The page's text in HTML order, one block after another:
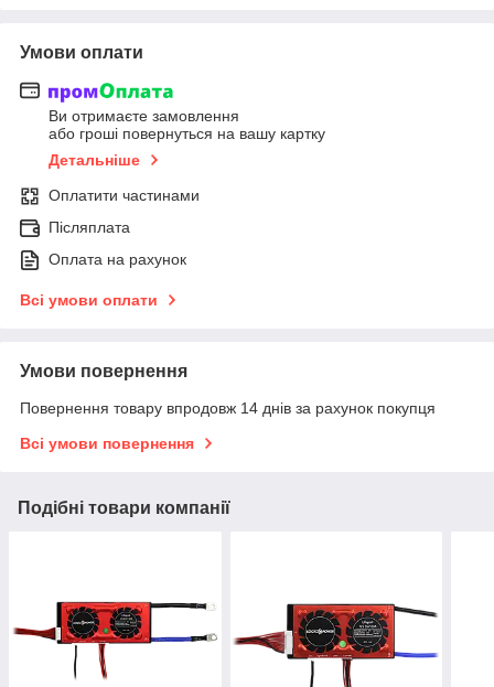
Умови оплати
Ви отримаєте замовлення
або гроші повернуться на вашу картку
Детальніше
Оплатити частинами
Післяплата
Оплата на рахунок
Всі умови оплати
Умови повернення
Повернення товару впродовж 14 днів за рахунок покупця
Всі умови повернення
Подібні товари компанії